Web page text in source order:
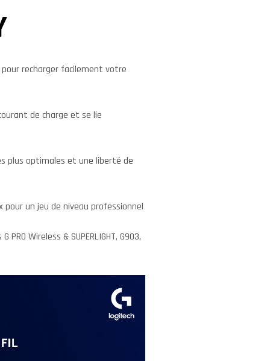
pour recharger facilement votre
de charge et se lie
plus optimales et une liberté de
pour un jeu de niveau professionnel
Wireless & SUPERLIGHT, G903,